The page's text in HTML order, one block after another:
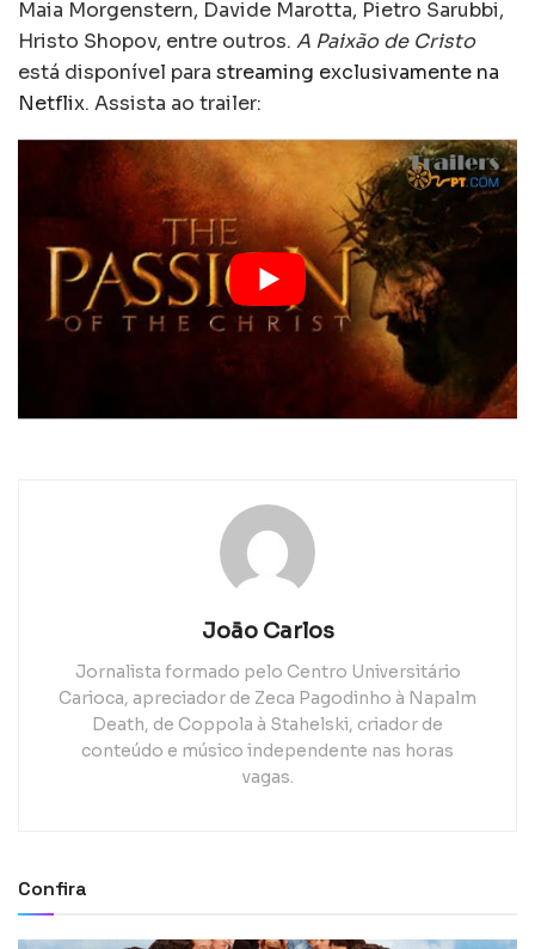
Maia Morgenstern, Davide Marotta, Pietro Sarubbi,
Hristo Shopov, entre outros. A Paixão de Cristo
está disponível para streaming exclusivamente na
Netflix. Assista ao trailer:
João Carlos
Jornalista formado pelo Centro Universitário
Carioca, apreciador de Zeca Pagodinho à Napalm
Death, de Coppola à Stahelski, criador de
conteúdo e músico independente nas horas
vagas.
Confira